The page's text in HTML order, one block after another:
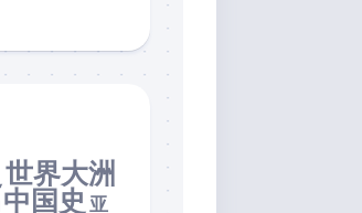
世界大洲
中国史 亚